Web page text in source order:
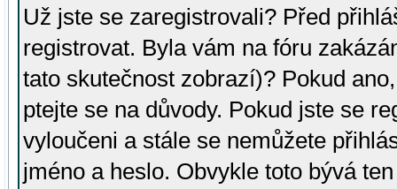
Už jste se zaregistrovali? Před
registrovat. Byla vám na fóru
tato skutečnost zobrazí)? Pokud
ptejte se na důvody. Pokud jste se
vyloučeni a stále se nemůžete
jméno a heslo. Obvykle toto bývá